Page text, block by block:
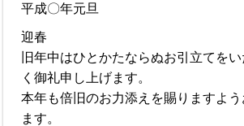
平成〇年元旦
迎春
旧年中はひとかたならぬお引立てを
く御礼申し上げます。
本年も倍旧のお力添えを賜りますよ
ます。